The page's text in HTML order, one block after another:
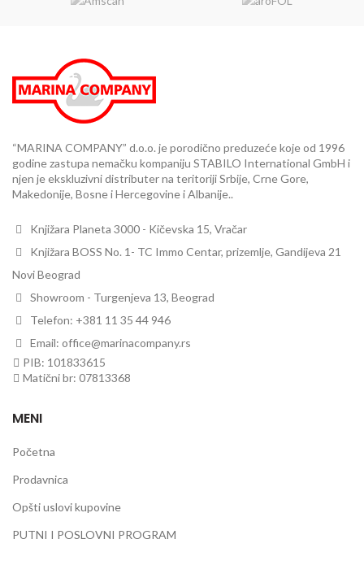
“MARINA COMPANY” d.o.o. je porodično preduzeće koje od 1996
godine zastupa nemačku kompaniju STABILO International GmbH i
njen je ekskluzivni distributer na teritoriji Srbije, Crne Gore,
Makedonije, Bosne i Hercegovine i Albanije..
Knjižara Planeta 3000 - Kičevska 15, Vračar
Knjižara BOSS No. 1- TC Immo Centar, prizemlje, Gandijeva 21
Novi Beograd
Showroom - Turgenjeva 13, Beograd
Telefon: +381 11 35 44 946
Email: office@marinacompany.rs
PIB: 101833615
Matični br: 07813368
MENI
Početna
Prodavnica
Opšti uslovi kupovine
PUTNI I POSLOVNI PROGRAM